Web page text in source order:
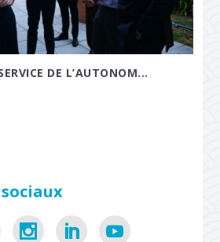
DE L’AUTONOM...